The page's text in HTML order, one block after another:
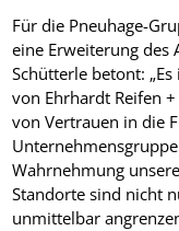
Für die Pneuhage-
eine Erweiterung des
Schütterle betont:
von Ehrhardt Reifen
von Vertrauen in die
Wahrnehmung
Standorte sind nicht
unmittelbar